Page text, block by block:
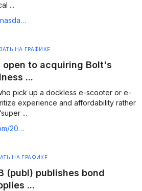
...
НА ГРАФИКЕ
open to acquiring Bolt's
...
pick up a dockless e-scooter or e-
experience and affordability rather
...
business/
НА ГРАФИКЕ
(publ) publishes bond
...